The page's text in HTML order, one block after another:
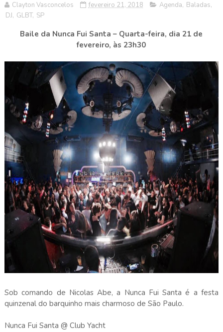
Clayton Vasconcelos fevereiro 21, 2018 Agenda, Baladas,
DJ, GLBT, SP
Baile da Nunca Fui Santa – Quarta-feira, dia 21 de
fevereiro, às 23h30
Sob comando de Nicolas Abe, a Nunca Fui Santa é a festa
quinzenal do barquinho mais charmoso de São Paulo.
Nunca Fui Santa @ Club Yacht